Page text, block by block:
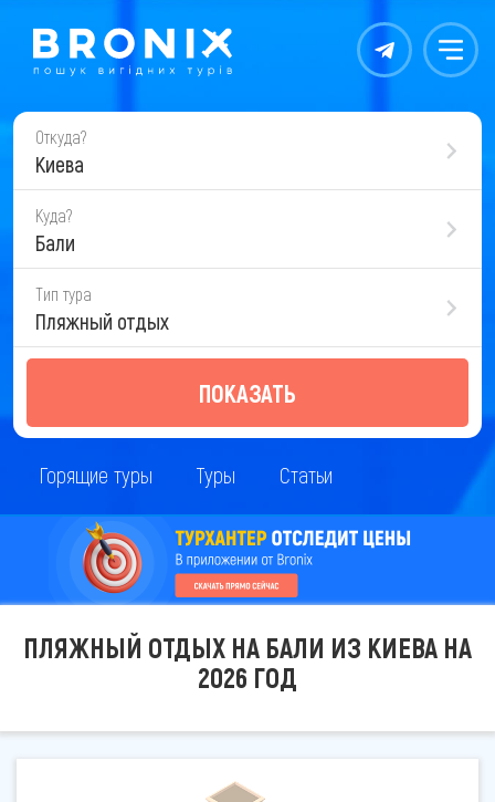
Контакты Меню
Откуда?
Киева
Куда?
Бали
Тип тура
Пляжный отдых
ПОКАЗАТЬ
Горящие туры Туры Статьи
ПЛЯЖНЫЙ ОТДЫХ НА БАЛИ ИЗ КИЕВА НА
2026 ГОД